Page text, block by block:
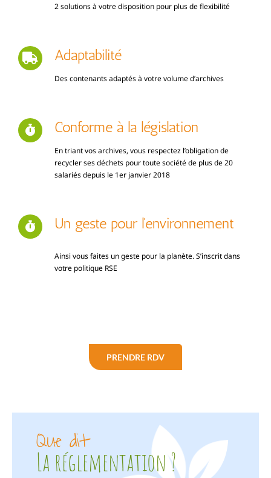
2 solutions à votre disposition pour plus de flexibilité
Adaptabilité
Des contenants adaptés à votre volume d’archives
Conforme à la législation
En triant vos archives, vous respectez l’obligation de
recycler ses déchets pour toute société de plus de 20
salariés depuis le 1er janvier 2018
Un geste pour l'environnement
Ainsi vous faites un geste pour la planète. S’inscrit dans
votre politique RSE
PRENDRE RDV
Que dit
La réglementation ?